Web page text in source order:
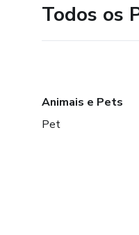
Todos os
Animais e Pets
Pet